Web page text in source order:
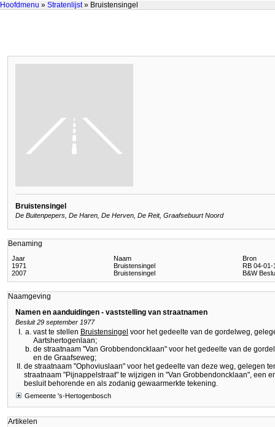
Hoofdmenu » Stratenlijst» Bruistensingel
Bruistensingel
De Buitenpepers, De Haren, De Herven, De Reit, Graafsebuurt Noord
Benaming
Jaar Naam
Bron
1971
Bruistensingel
RB 04-01-
2007
Bruistensingel B&W
Naamgeving
Namen en aanduidingen - vaststelling van straatnamen
Besluit 29 september 1977
vast te stellen Bruistensingel voor het gedeelte van de gordelweg,
Aartshertogenlaan;
de straatnaam "Van Grobbendoncklaan" voor het gedeelte van de
en de Graafseweg;
de straatnaam "Ophoviuslaan" voor het gedeelte van deze weg, gelegen
straatnaam "Pijnappelstraat" te wijzigen in "Van Grobbendoncklaan", een
besluit behorende en als zodanig gewaarmerkte tekening.
Gemeente 's-Hertogenbosch
Artikelen